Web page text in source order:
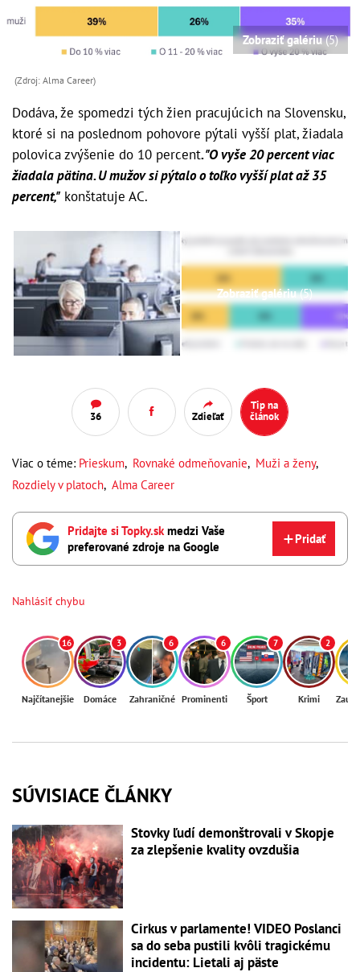
Zobraziť galériu(5)
(Zdroj: Alma Career)
Dodáva, že spomedzi tých žien pracujúcich na Slovensku,
ktoré si na poslednom pohovore pýtali vyšší plat, žiadala
polovica zvýšenie do 10 percent. "O vyše 20 percent viac
žiadala pätina. U mužov si pýtalo o toľko vyšší plat až 35
percent," konštatuje AC.
Zobraziť galériu(5)
36 Zdieľať
Tip na
článok
Viac o téme: Prieskum, Rovnaké odmeňovanie, Muži a ženy,
Rozdiely v platoch, Alma Career
Pridajte si Topky.sk medzi Vaše
preferované zdroje na Google
Pridať
Nahlásiť chybu
16
Najčítanejšie
3
Domáce
6
Zahraničné
6
Prominenti
7
Šport
2
Krimi
SÚVISIACE ČLÁNKY
Stovky ľudí demonštrovali v Skopje
za zlepšenie kvality ovzdušia
Cirkus v parlamente! VIDEO Poslanci
sa do seba pustili kvôli tragickému
incidentu: Lietali aj päste